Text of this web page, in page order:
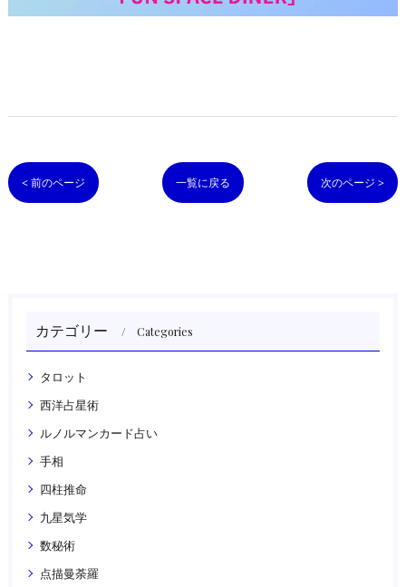
< 前のページ 一覧に戻る 次のページ >
カテゴリー Categories
タロット
西洋占星術
ルノルマンカード占い
手相
四柱推命
九星気学
数秘術
点描曼荼羅